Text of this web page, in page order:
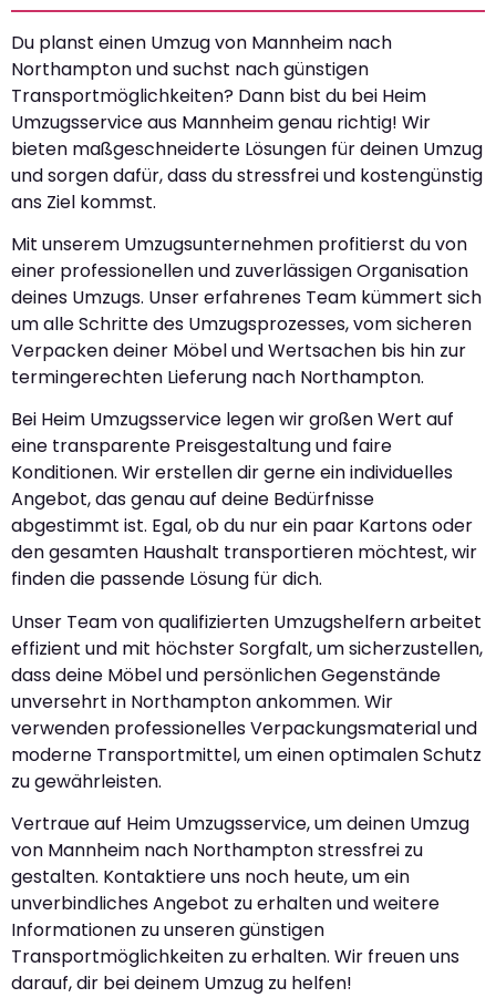
Du planst einen Umzug von Mannheim nach
Northampton und suchst nach günstigen
Transportmöglichkeiten? Dann bist du bei Heim
Umzugsservice aus Mannheim genau richtig! Wir
bieten maßgeschneiderte Lösungen für deinen Umzug
und sorgen dafür, dass du stressfrei und kostengünstig
ans Ziel kommst.
Mit unserem Umzugsunternehmen profitierst du von
einer professionellen und zuverlässigen Organisation
deines Umzugs. Unser erfahrenes Team kümmert sich
um alle Schritte des Umzugsprozesses, vom sicheren
Verpacken deiner Möbel und Wertsachen bis hin zur
termingerechten Lieferung nach Northampton.
Bei Heim Umzugsservice legen wir großen Wert auf
eine transparente Preisgestaltung und faire
Konditionen. Wir erstellen dir gerne ein individuelles
Angebot, das genau auf deine Bedürfnisse
abgestimmt ist. Egal, ob du nur ein paar Kartons oder
den gesamten Haushalt transportieren möchtest, wir
finden die passende Lösung für dich.
Unser Team von qualifizierten Umzugshelfern arbeitet
effizient und mit höchster Sorgfalt, um sicherzustellen,
dass deine Möbel und persönlichen Gegenstände
unversehrt in Northampton ankommen. Wir
verwenden professionelles Verpackungsmaterial und
moderne Transportmittel, um einen optimalen Schutz
zu gewährleisten.
Vertraue auf Heim Umzugsservice, um deinen Umzug
von Mannheim nach Northampton stressfrei zu
gestalten. Kontaktiere uns noch heute, um ein
unverbindliches Angebot zu erhalten und weitere
Informationen zu unseren günstigen
Transportmöglichkeiten zu erhalten. Wir freuen uns
darauf, dir bei deinem Umzug zu helfen!